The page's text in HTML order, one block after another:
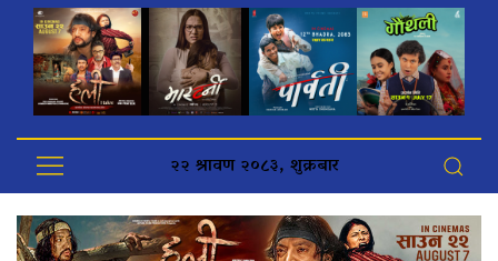
२२ श्रावण २०८३, शुक्रबार